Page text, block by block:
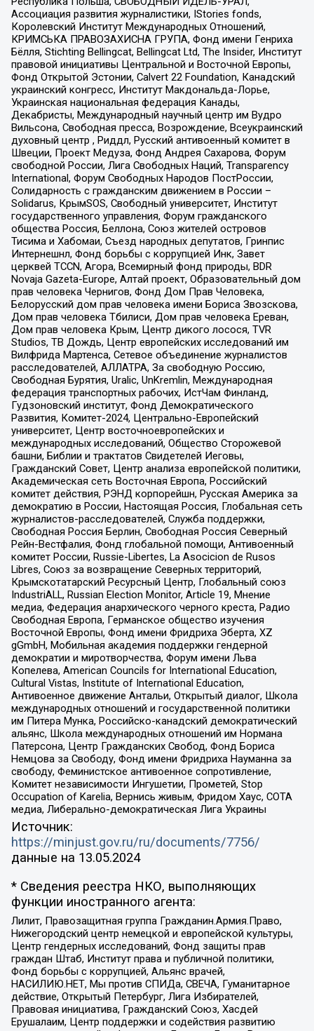
Ассоциация развития журналистики, IStories fonds,
Королевский Институт Международных Отношений,
КРИМСЬКА ПРАВОЗАХИСНА ГРУПА, Фонд имени Генриха
Бёлля, Stichting Bellingcat, Bellingcat Ltd, The Insider, Институт
правовой инициативы Центральной и Восточной Европы,
Фонд Открытой Эстонии, Calvert 22 Foundation, Канадский
украинский конгресс, Институт Макдональда-Лорье,
Украинская национальная федерация Канады,
Декабристы, Международный научный центр им Вудро
Вильсона, Свободная пресса, Возрождение, Всеукраинский
духовный центр , Риддл, Русский антивоенный комитет в
Швеции, Проект Медуза, Фонд Андрея Сахарова, Форум
свободной России, Лига Свободных Наций, Transparеncy
International, Форум Свободных Народов ПостРоссии,
Солидарность с гражданским движением в России –
Solidarus, КрымSOS, Свободный университет, Институт
государственного управления, Форум гражданского
общества Россия, Беллона, Союз жителей островов
Тисима и Хабомаи, Съезд народных депутатов, Гринпис
Интернешнл, Фонд борьбы с коррупцией Инк, Завет
церквей TCCN, Агора, Всемирный фонд природы, BDR
Novaja Gazeta-Europe, Алтай проект, Образовательный дом
прав человека Чернигов, Фонд Дом Прав Человека,
Белорусский дом прав человека имени Бориса Звозскова,
Дом прав человека Тбилиси, Дом прав человека Ереван,
Дом прав человека Крым, Центр дикого лосося, TVR
Studios, ТВ Дождь, Центр европейских исследований им
Вилфрида Мартенса, Сетевое объединение журналистов
расследователей, АЛЛАТРА, За свободную Россию,
Свободная Бурятия, Uralic, UnKremlin, Международная
федерация транспортных рабочих, ИстЧам Финланд,
Гудзоновский институт, Фонд Демократического
Развития, Комитет-2024, Центрально-Европейский
университет, Центр восточноевропейских и
международных исследований, Общество Сторожевой
башни, Библии и трактатов Свидетелей Иеговы,
Гражданский Совет, Центр анализа европейской политики,
Академическая сеть Восточная Европа, Российский
комитет действия, РЭНД корпорейшн, Русская Америка за
демократию в России, Настоящая Россия, Глобальная сеть
журналистов-расследователей, Служба поддержки,
Свободная Россия Берлин, Свободная Россия Северный
Рейн-Вестфалия, Фонд глобальной помощи, Антивоенный
комитет России, Russie-Libertes, La Asocicion de Rusos
Libres, Союз за возвращение Северных территорий,
Крымскотатарский Ресурсный Центр, Глобальный союз
IndustriALL, Russian Election Monitor, Article 19, Мнение
медиа, Федерация анархического черного креста, Радио
Свободная Европа, Германское общество изучения
Восточной Европы, Фонд имени Фридриха Эберта, XZ
gGmbH, Мобильная академия поддержки гендерной
демократии и миротворчества, Форум имени Льва
Копелева, American Councils for International Education,
Cultural Vistas, Institute of International Education,
Антивоенное движение Антальи, Открытый диалог, Школа
международных отношений и государственной политики
им Питера Мунка, Российско-канадский демократический
альянс, Школа международных отношений им Нормана
Патерсона, Центр Гражданских Свобод, Фонд Бориса
Немцова за Свободу, Фонд имени Фридриха Науманна за
свободу, Феминистское антивоенное сопротивление,
Комитет независимости Ингушетии, Прометей, Stop
Occupation of Karelia, Вернись живым, Фридом Хаус, СОТА
медиа, Либерально-демократическая Лига Украины
Источник:
https://minjust.gov.ru/ru/documents/7756/
данные на 13.05.2024
* Сведения реестра НКО, выполняющих
функции иностранного агента:
Лилит, Правозащитная группа Гражданин.Армия.Право,
Нижегородский центр немецкой и европейской культуры,
Центр гендерных исследований, Фонд защиты прав
граждан Штаб, Институт права и публичной политики,
Фонд борьбы с коррупцией, Альянс врачей,
НАСИЛИЮ.НЕТ, Мы против СПИДа, СВЕЧА, Гуманитарное
действие, Открытый Петербург, Лига Избирателей,
Правовая инициатива, Гражданский Союз, Хасдей
Ерушалаим, Центр поддержки и содействия развитию